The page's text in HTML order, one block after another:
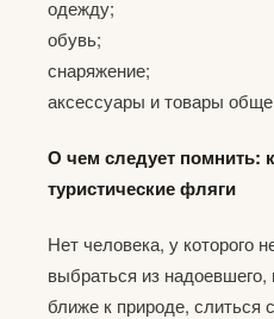
одежду;
обувь;
снаряжение;
аксессуары и товары
О чем следует помнить:
туристические фляги
Нет человека, у которого
выбраться из
ближе к природе, слиться